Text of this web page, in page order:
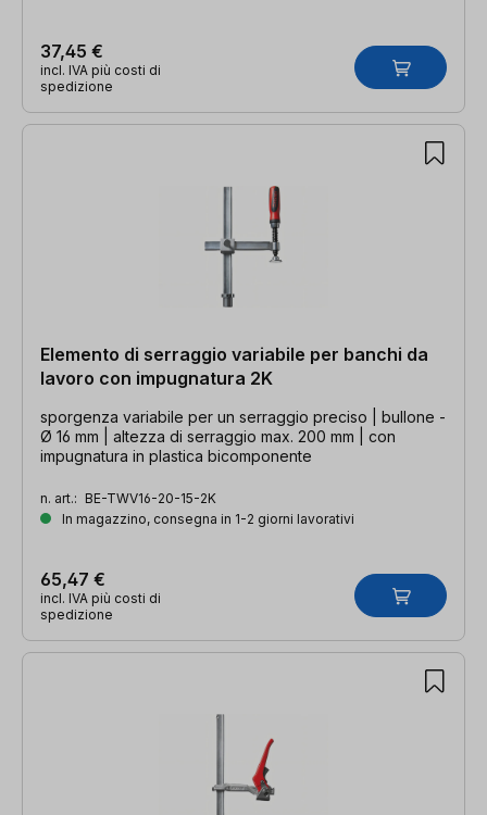
37,45 €
incl. IVA più costi di
spedizione
Elemento di serraggio variabile per banchi da
lavoro con impugnatura 2K
sporgenza variabile per un serraggio preciso | bullone -
Ø 16 mm | altezza di serraggio max. 200 mm | con
impugnatura in plastica bicomponente
n. art.: BE-TWV16-20-15-2K
In magazzino, consegna in 1-2 giorni lavorativi
65,47 €
incl. IVA più costi di
spedizione